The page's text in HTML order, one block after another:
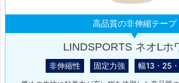
高品質の非伸縮テープ
LINDSPORTS ネオLホ
非伸縮性 固定力強 幅13・25